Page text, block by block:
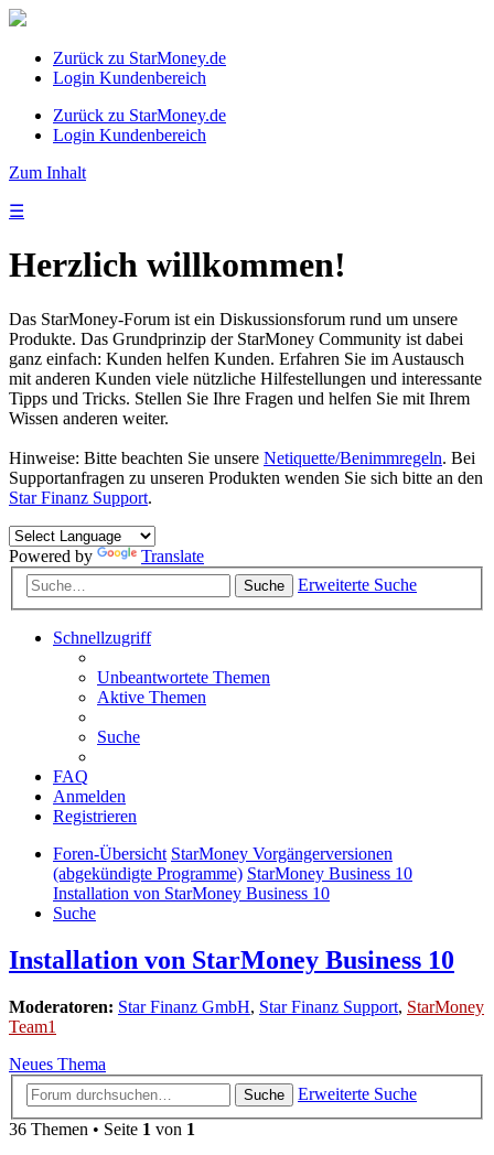
Zurück zu StarMoney.de
Login Kundenbereich
Zurück zu StarMoney.de
Login Kundenbereich
Zum Inhalt
☰
Herzlich willkommen!
Das StarMoney-Forum ist ein Diskussionsforum rund um unsere
Produkte. Das Grundprinzip der StarMoney Community ist dabei
ganz einfach: Kunden helfen Kunden. Erfahren Sie im Austausch
mit anderen Kunden viele nützliche Hilfestellungen und interessante
Tipps und Tricks. Stellen Sie Ihre Fragen und helfen Sie mit Ihrem
Wissen anderen weiter.
Hinweise: Bitte beachten Sie unsere Netiquette/Benimmregeln. Bei
Supportanfragen zu unseren Produkten wenden Sie sich bitte an den
Star Finanz Support.
Powered by Translate
Suche Erweiterte Suche
Schnellzugriff
Unbeantwortete Themen
Aktive Themen
Suche
FAQ
Anmelden
Registrieren
Foren-Übersicht StarMoney Vorgängerversionen
(abgekündigte Programme) StarMoney Business 10
Installation von StarMoney Business 10
Suche
Installation von StarMoney Business 10
Moderatoren: Star Finanz GmbH, Star Finanz Support, StarMoney
Team1
Neues Thema
Suche
Erweiterte Suche
36 Themen • Seite 1 von 1